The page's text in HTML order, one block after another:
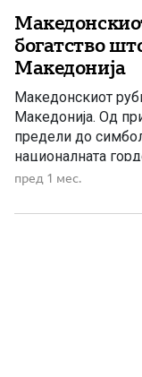
богатство
Македонија
Македонскиот
Македонија. Од
предели до
националната
природен дар и
се препознава –
пред 1 мес.